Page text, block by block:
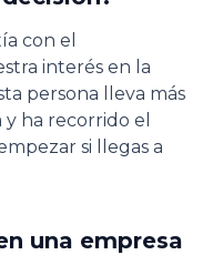
con el
interés en la
persona lleva más
ha recorrido el
si llegas a
una empresa